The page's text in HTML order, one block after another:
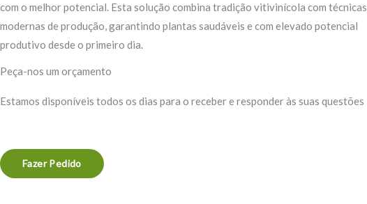
com o melhor potencial. Esta solução combina tradição vitivinícola com técnicas
modernas de produção, garantindo plantas saudáveis e com elevado potencial
produtivo desde o primeiro dia.
Peça-nos um orçamento
Estamos disponíveis todos os dias para o receber e responder às suas questões
Fazer Pedido